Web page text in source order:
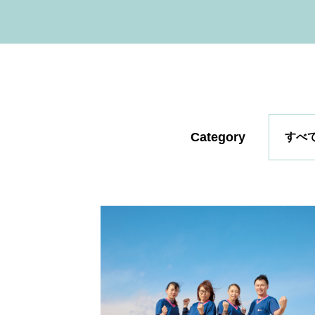
Category